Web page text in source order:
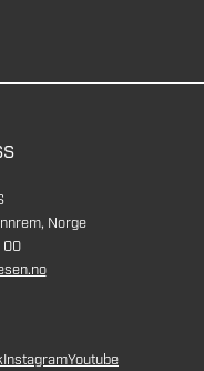
Norge
00
InstagramYoutube